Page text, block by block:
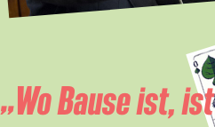
„Wo Bause ist, ist